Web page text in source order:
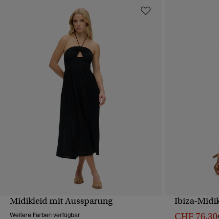
SCHNELLANSICHT
Midikleid mit Aussparung
Weitere Farben verfügbar
Ibiza-
CHF 76,30